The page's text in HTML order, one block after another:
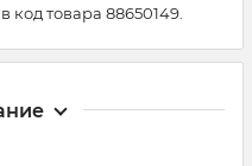
код товара 88650149.